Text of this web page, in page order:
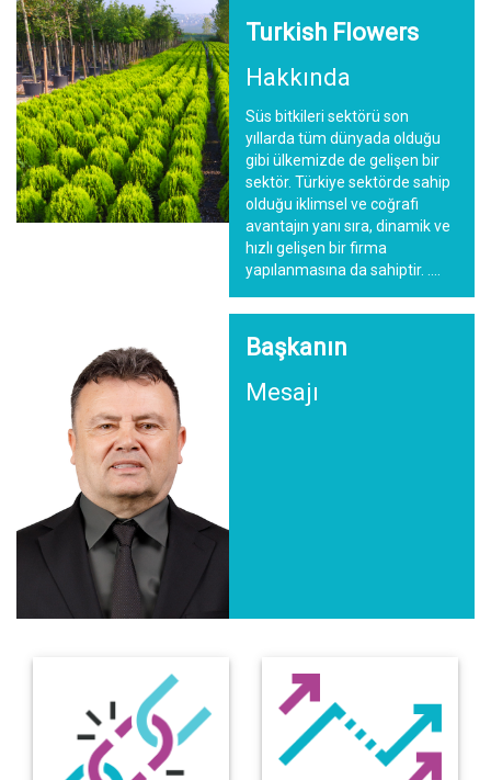
Turkish Flowers
Hakkında
Süs bitkileri sektörü son
yıllarda tüm dünyada olduğu
gibi ülkemizde de gelişen bir
sektör. Türkiye sektörde sahip
olduğu iklimsel ve coğrafi
avantajın yanı sıra, dinamik ve
hızlı gelişen bir firma
yapılanmasına da sahiptir. ….
Başkanın
Mesajı